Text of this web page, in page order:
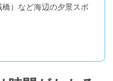
）など海辺の夕景スポ